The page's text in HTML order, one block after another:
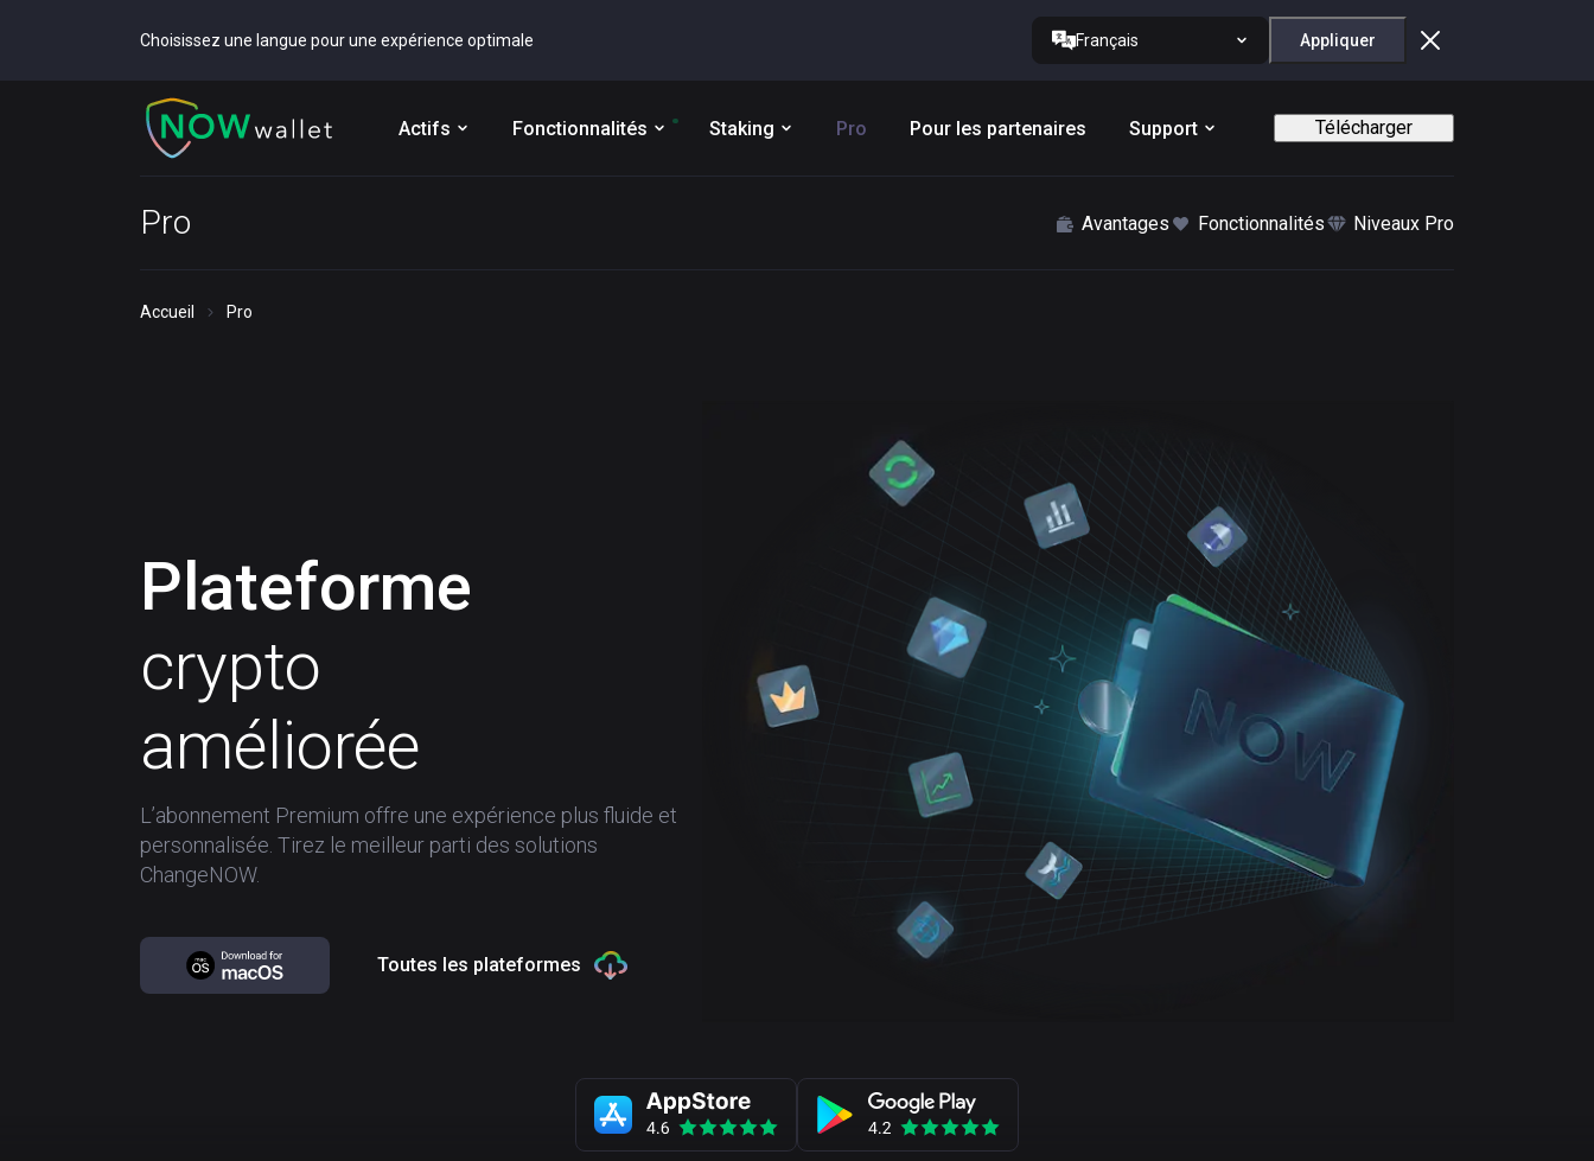
Choisissez une langue pour une expérience optimale Français Appliquer
Actifs Fonctionnalités Staking Pro Pour les partenaires Support Télécharger
Pro Avantages Fonctionnalités Niveaux Pro
Accueil Pro
Plateforme
crypto
améliorée
L’abonnement Premium offre une expérience plus fluide et
personnalisée. Tirez le meilleur parti des solutions
ChangeNOW.
Toutes les plateformes